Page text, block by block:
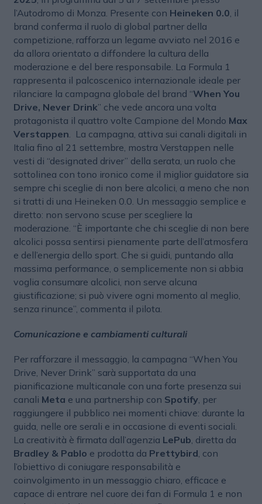
l’Autodromo di Monza. Presente con Heineken 0.0 , il
brand conferma il ruolo di global partner della
competizione, rafforza un legame avviato nel 2016 e
da allora orientato a diffondere la cultura della
moderazione e del bere responsabile. La Formula 1
rappresenta il palcoscenico internazionale ideale per
rilanciare la campagna globale del brand “When You
Drive, Never Drink” che vede ancora una volta
protagonista il quattro volte Campione del Mondo Max
Verstappen . La campagna, attiva sui canali digitali in
Italia fino al 21 settembre, mostra Verstappen nelle
vesti di “designated driver” della serata, un ruolo che
sottolinea con tono ironico come il miglior guidatore sia
sempre chi sceglie di non bere alcolici, a meno che non
si tratti di una Heineken 0.0. Un messaggio semplice e
diretto: non servono scuse per scegliere la
moderazione. “È importante che chi sceglie di non bere
alcolici possa sentirsi pienamente parte dell’atmosfera
e dell’energia dello sport. Che si guidi, puntando alla
massima performance, o semplicemente non si abbia
voglia consumare alcolici, non serve alcuna
giustificazione; si può vivere ogni momento al meglio,
senza rinunce”, commenta il pilota.
Comunicazione e cambiamenti culturali
Per rafforzare il messaggio, la campagna “When You
Drive, Never Drink” sarà supportata da una
pianificazione multicanale con una forte presenza sui
canali Meta e una partnership con Spotify, per
raggiungere il pubblico nei momenti chiave: durante la
guida, nelle ore serali e in occasione di eventi sociali.
La creatività è firmata dall’agenzia LePub , diretta da
Bradley & Pablo e prodotta da Prettybird , con
l’obiettivo di coniugare responsabilità e
coinvolgimento in un messaggio chiaro, efficace e
capace di entrare nel cuore dei fan di Formula 1 e non